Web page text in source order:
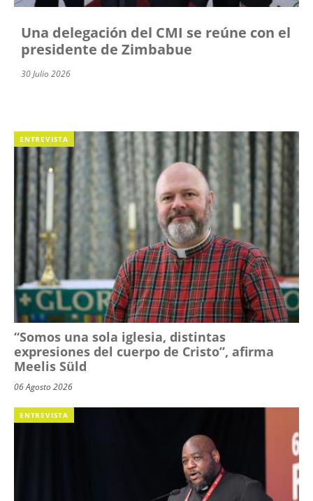
Una delegación del CMI se reúne con el
presidente de Zimbabue
30 Julio 2026
ENTREVISTA
“Somos una sola iglesia, distintas
expresiones del cuerpo de Cristo”, afirma
Meelis Süld
06 Agosto 2026
ENTREVISTA